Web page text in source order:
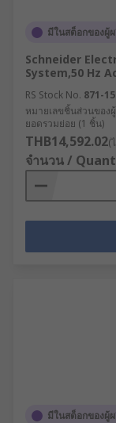
มีในสต็อกของผู้
Schneider
System,50 Hz
RS Stock No. 871-
หมายเลขชิ้นส่วนของ
ยอดรวมย่อย (1 ชิ้น)
THB14,592.02(
จำนวน /
มีในสต็อกของผู้